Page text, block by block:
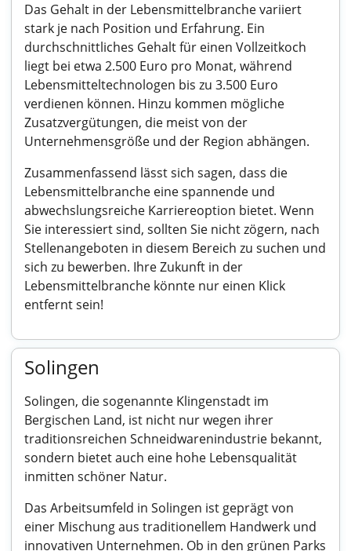
Das Gehalt in der Lebensmittelbranche variiert
stark je nach Position und Erfahrung. Ein
durchschnittliches Gehalt für einen Vollzeitkoch
liegt bei etwa 2.500 Euro pro Monat, während
Lebensmitteltechnologen bis zu 3.500 Euro
verdienen können. Hinzu kommen mögliche
Zusatzvergütungen, die meist von der
Unternehmensgröße und der Region abhängen.
Zusammenfassend lässt sich sagen, dass die
Lebensmittelbranche eine spannende und
abwechslungsreiche Karriereoption bietet. Wenn
Sie interessiert sind, sollten Sie nicht zögern, nach
Stellenangeboten in diesem Bereich zu suchen und
sich zu bewerben. Ihre Zukunft in der
Lebensmittelbranche könnte nur einen Klick
entfernt sein!
Solingen
Solingen, die sogenannte Klingenstadt im
Bergischen Land, ist nicht nur wegen ihrer
traditionsreichen Schneidwarenindustrie bekannt,
sondern bietet auch eine hohe Lebensqualität
inmitten schöner Natur.
Das Arbeitsumfeld in Solingen ist geprägt von
einer Mischung aus traditionellem Handwerk und
innovativen Unternehmen. Ob in den grünen Parks